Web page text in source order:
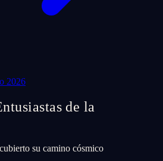
2026
de la
su camino cósmico